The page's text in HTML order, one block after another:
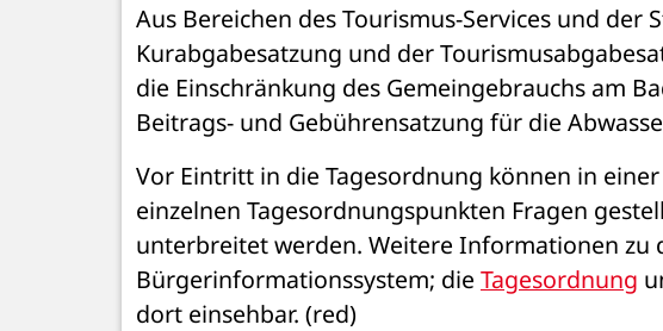
Aus Bereichen des Tourismus-Services und
Kurabgabesatzung und der
die Einschränkung des Gemeingebrauchs am
Beitrags- und Gebührensatzung für die
Vor Eintritt in die Tagesordnung können in
einzelnen Tagesordnungspunkten Fragen
unterbreitet werden. Weitere Informationen zu
Bürgerinformationssystem; die Tagesordnung
dort einsehbar. (red)